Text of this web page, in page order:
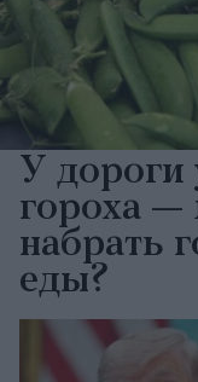
У дороги
гороха —
набрать
еды?